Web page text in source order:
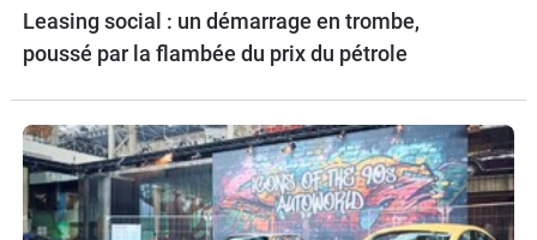
Leasing social : un démarrage en trombe,
poussé par la flambée du prix du pétrole